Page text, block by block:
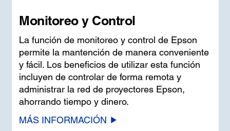
Monitoreo y Control
La función de monitoreo y control de Epson
permite la mantención de manera conveniente
y fácil. Los beneficios de utilizar esta función
incluyen de controlar de forma remota y
administrar la red de proyectores Epson,
ahorrando tiempo y dinero.
MÁS INFORMACIÓN